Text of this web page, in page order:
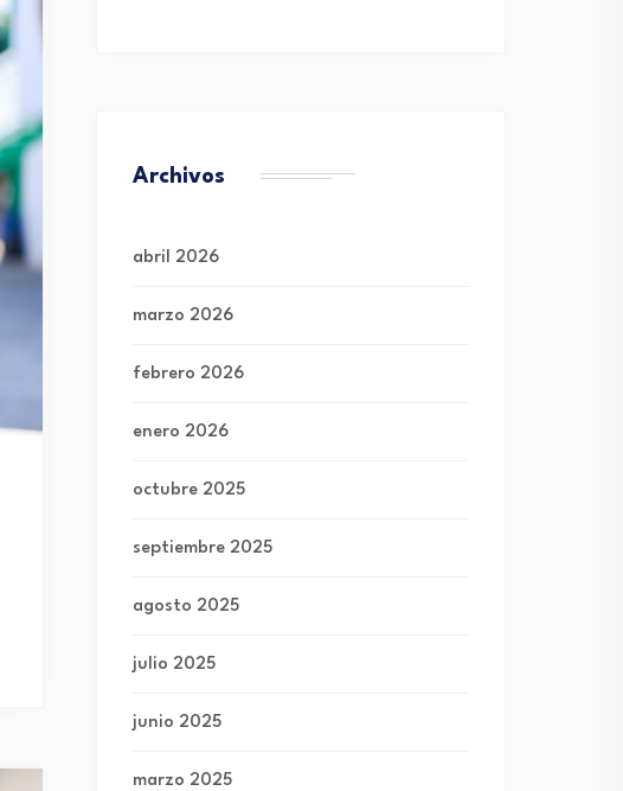
Archivos
abril 2026
marzo 2026
febrero 2026
enero 2026
octubre 2025
septiembre 2025
agosto 2025
julio 2025
junio 2025
marzo 2025